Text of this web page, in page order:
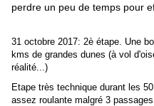
perdre un peu de temps pour
31 octobre 2017: 2è étape. Une
kms de grandes dunes (à vol
réalité...)
Etape très technique durant les
assez roulante malgré 3